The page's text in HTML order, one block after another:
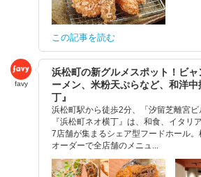
この記事を読む
favy
浜松町の新グルメスポット！ビ
ーメン、米粉天ぷらなど、和洋
丁』
浜松町駅から徒歩2分、「汐留芝離宮
『浜松町ネオ横丁』は、和食、イタリ
7店舗が集まるシェア型フードホール
オーダーで全店舗のメニュ...